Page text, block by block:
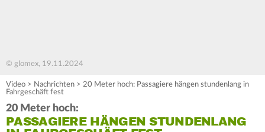
© glomex, 19.11.2024
Video > Nachrichten > 20 Meter hoch: Passagiere hängen stundenlang in
Fahrgeschäft fest
20 Meter hoch:
PASSAGIERE HÄNGEN STUNDENLANG